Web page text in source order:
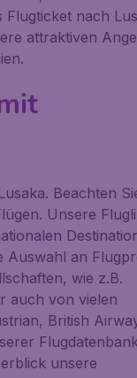
Flugticket nach
attraktiven
Beachten
Unsere
Auswahl an
wie z.B.
auch von vielen
British
unsere